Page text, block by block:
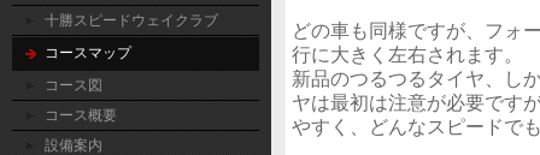
十勝スピードウェイクラブ
コースマップ
コース図
コース概要
設備案内
どの車も同様ですが、フォ
行に大きく左右されます。
新品のつるつるタイヤ、し
ヤは最初は注意が必要です
やすく、どんなスピードで